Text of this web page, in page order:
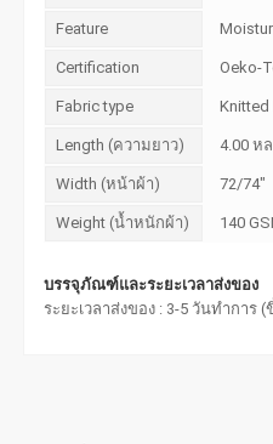
Feature
Certification Oeko-
Fabric type Knitted
Length (ความยาว) 4.00 ห
Width (หน้าผ้า) 72/74"
Weight (น้ำหนักผ้า) 140
บรรจุภัณฑ์และระยะเวลาส่งของ
ระยะเวลาส่งของ : 3-5 วันทำกา